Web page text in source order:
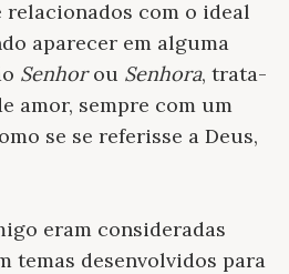
com o ideal
aparecer em alguma
Senhorou Senhora, trata-
amor, sempre com um
se se referisse a Deus,
eram consideradas
temas desenvolvidos para